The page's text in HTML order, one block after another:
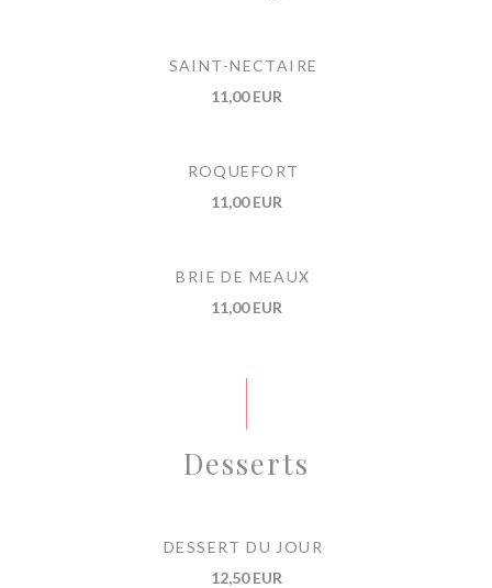
SAINT-NECTAIRE
11,00 EUR
ROQUEFORT
11,00 EUR
BRIE DE MEAUX
11,00 EUR
Desserts
DESSERT DU JOUR
12,50 EUR